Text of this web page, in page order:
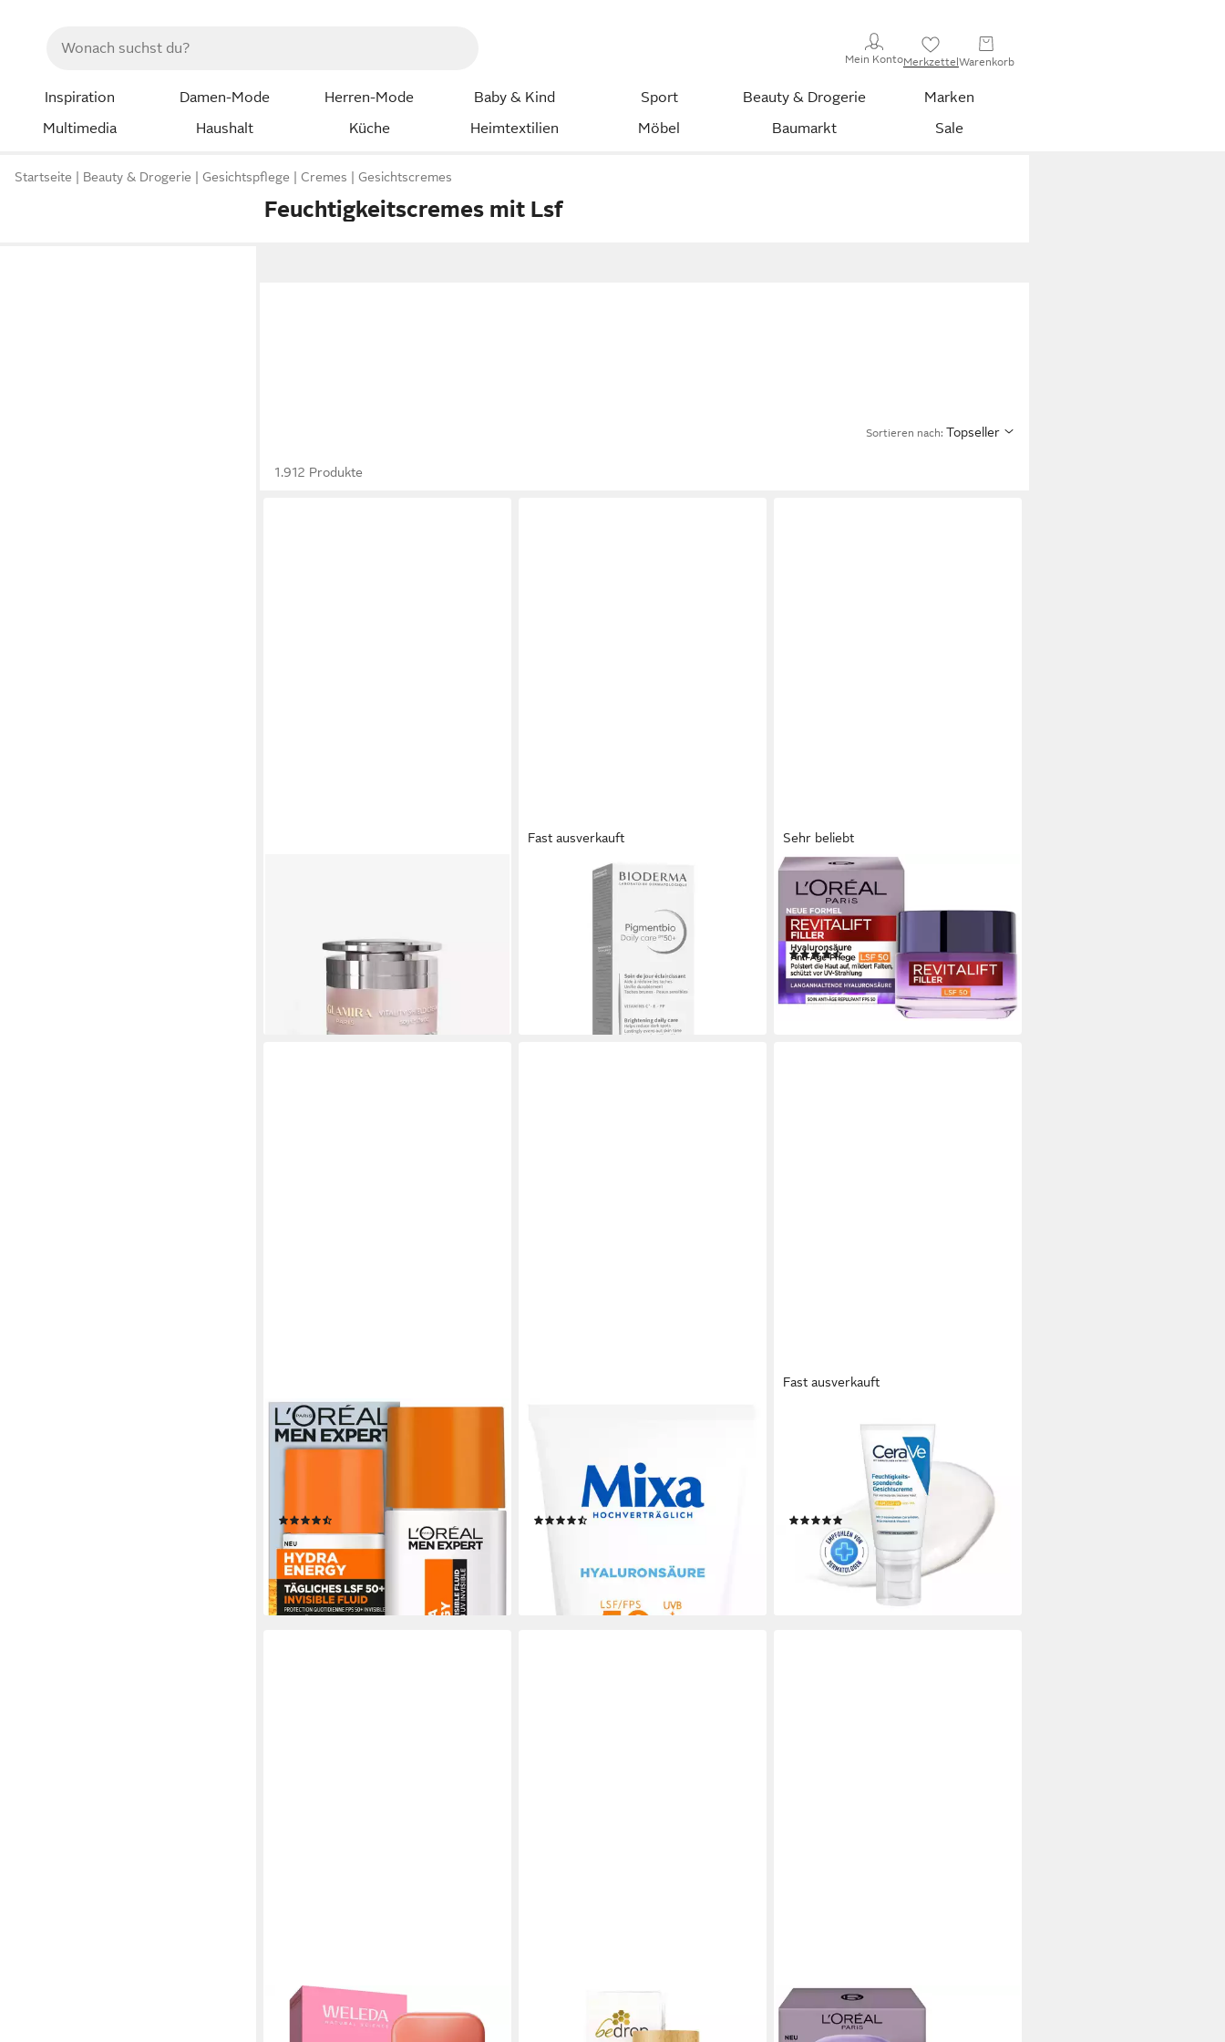
Mein KontoMerkzettelWarenkorb
Inspiration Damen-Mode Herren-Mode Baby & Kind Sport Beauty & Drogerie
Marken
Multimedia
Haushalt Küche Heimtextilien Möbel Baumarkt Sale
Startseite Beauty & Drogerie Gesichtspflege Cremes Gesichtscremes
Feuchtigkeitscremes mit Lsf
Sortieren nach: Topseller
1.912 Produkte
24,90 €
(42,34 €/ 100 g)
lieferbar - in 2-3 Werktagen bei dir
Fast ausverkauft
Pflege LSF 50+ -, gegen
Hautunreinheiten
lieferbar - in 2-3 Werktagen bei dir
Sehr beliebt
L'ORÉAL PARIS
Tagescreme REVITALIFT FILLER
TAG LSF 50, LSF 50, hydriert, mehr
Spannkraft und Festigkeit, Anti-Age
(37)
18,99 €
(379,80 €/ 1 l)
lieferbar - in 1-2 Werktagen bei dir
L'ORÉAL PARIS MEN EXPERT
Gesichtsfluid HYDRA ENERGY
nicht.
10,99 €
(219,80 €/ 1 l)
lieferbar - in 1-2 Werktagen bei dir
LSF 50, feuchtigkeitsspendend, mit
Hyaluronsäure, pflegend
(6)
lieferbar - in 1-2 Werktagen bei dir
Fast ausverkauft
Gesichtspflege Feuchtigkeitscreme
mit LSF 50, für trockene bis sehr
trockene Haut, Tagescreme mit
Hyaluron und 3 essenziellen
Ceramiden
33,15 € UVP49,99 €
(637,50 €/ 1 l)
lieferbar - in 5-6 Werktagen bei dir
WELEDA
Gesichtsserum SUNKISSED
Tagescreme Booster -
L'ORÉAL PARIS
Gesichtsfluid REVITALIFT FILLER